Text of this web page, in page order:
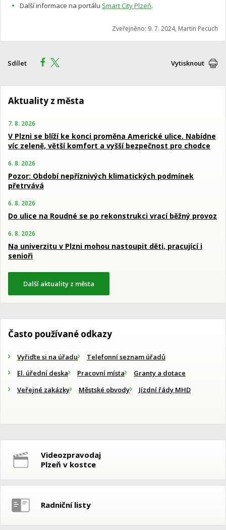
Další informace na portálu Smart City Plzeň.
Zveřejněno: 9. 7. 2024, Martin Pecuch
Sdílet Vytisknout
Aktuality z města
7. 8. 2026
V Plzni se blíží ke konci proměna Americké ulice. Nabídne
víc zeleně, větší komfort a vyšší bezpečnost pro chodce
6. 8. 2026
Pozor: Období nepříznivých klimatických podmínek
přetrvává
6. 8. 2026
Do ulice na Roudné se po rekonstrukci vrací běžný provoz
6. 8. 2026
Na univerzitu v Plzni mohou nastoupit děti, pracující i
senioři
Další aktuality z města
Často používané odkazy
Vyřiďte si na úřadu
Telefonní seznam úřadů
El. úřední deska
Pracovní místa
Granty a dotace
Veřejné zakázky
Městské obvody Jízdní řády MHD
Videozpravodaj
Plzeň v kostce
Radniční listy